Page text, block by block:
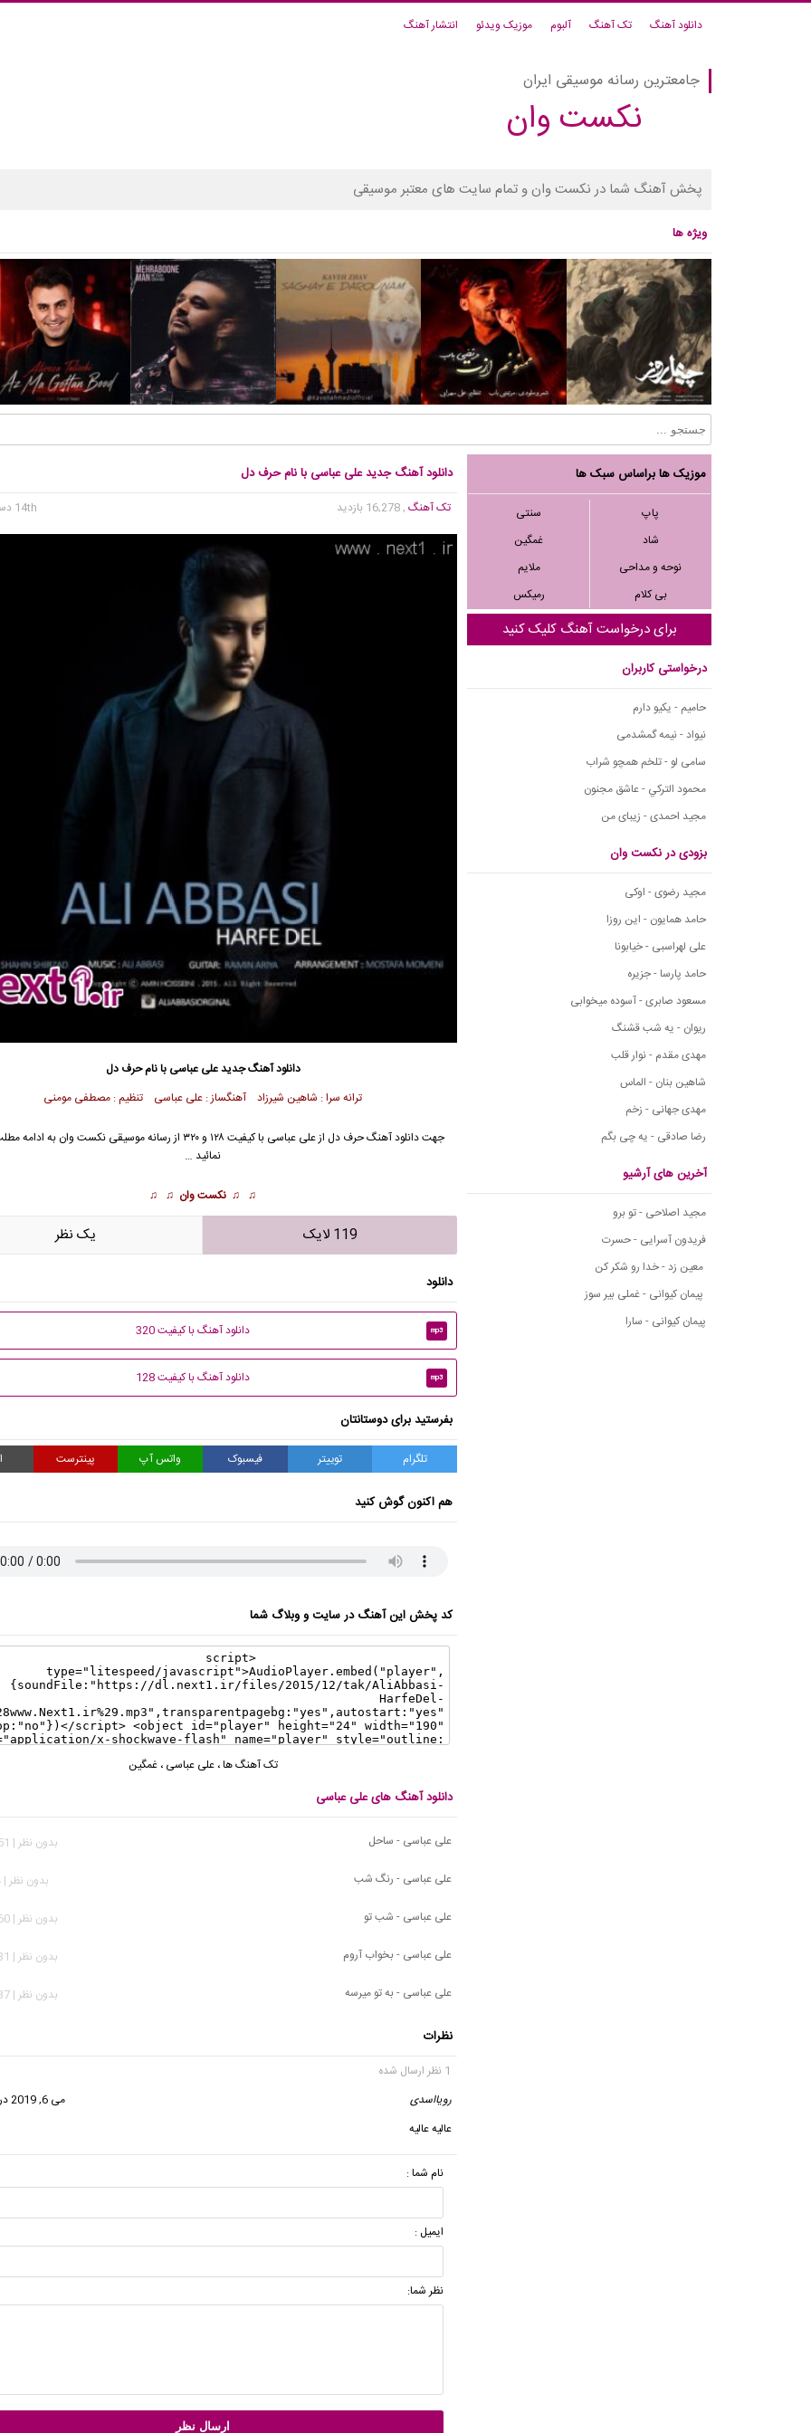
دانلود آهنگ تک آهنگ آلبوم موزیک ویدئو انتشار آهنگ
جامعترین رسانه موسیقی ایران
نکست وان
پخش آهنگ شما در نکست وان و تمام سایت های معتبر موسیقی
ویژه ها
موزیک ها براساس سبک ها
پاپ
سنتی
شاد
غمگین
نوحه و مداحی
ملایم
بی کلام
رمیکس
برای درخواست آهنگ کلیک کنید
درخواستی کاربران
حامیم - یکیو دارم
نیواد - نیمه گمشدمی
سامی لو - تلخم همچو شراب
محمود التركي - عاشق مجنون
مجید احمدی - زیبای من
بزودی در نکست وان
مجید رضوی - اوکی
حامد همایون - این روزا
علی لهراسبی - خیابونا
حامد پارسا - جزیره
مسعود صابری - آسوده میخوابی
ریوان - یه شب قشنگ
مهدی مقدم - نوار قلب
شاهین بنان - الماس
مهدی جهانی - زخم
رضا صادقی - یه چی بگم
آخرین های آرشیو
مجید اصلاحی - تو برو
فریدون آسرایی - حسرت
معین زد - خدا رو شکر کن
پیمان کیوانی - غملی بیر سوز
پیمان کیوانی - سارا
دانلود آهنگ جدید علی عباسی با نام حرف دل
تک آهنگ, 16,278 بازدید 14th دسامبر 2015
دانلود آهنگ جدیدعلی عباسی با نام حرف دل
ترانه سرا : شاهین شیرزاد آهنگساز : علی عباسی تنظیم : مصطفی مومنی
جهت دانلود آهنگ حرف دل ازعلی عباسی
با کیفیت ۱۲۸ و ۳۲۰ از رسانه موسیقی نکست وان به
نمائید …
♫ ♫ نکست وان ♫ ♫
119 لایک يک نظر
دانلود
mp3 دانلود آهنگ با کیفیت 320
mp3 دانلود آهنگ با کیفیت 128
بفرستید برای دوستانتان
تلگرام توییتر فیسبوک واتس آپ پینترست
هم اکنون گوش کنید
کد پخش این آهنگ در سایت و وبلاگ شما
تک آهنگ ها،علی عباسی ،غمگین
دانلود آهنگ های علی عباسی
علی عباسی - ساحل
بدون نظر | 2,251 بازدید
علی عباسی - رنگ شب
بدون نظر | 834 بازدید
علی عباسی - شب تو
بدون نظر | 1,560 بازدید
علی عباسی - بخواب آروم
بدون نظر | 1,731 بازدید
علی عباسی - به تو میرسه
بدون نظر | 4,137 بازدید
نظرات
1 نظر ارسال شده
رویااسدی
می 6, 2019 در 1:42 ق.ظ
عالیه عالیه
نام شما :
ایمیل :
نظر شما: